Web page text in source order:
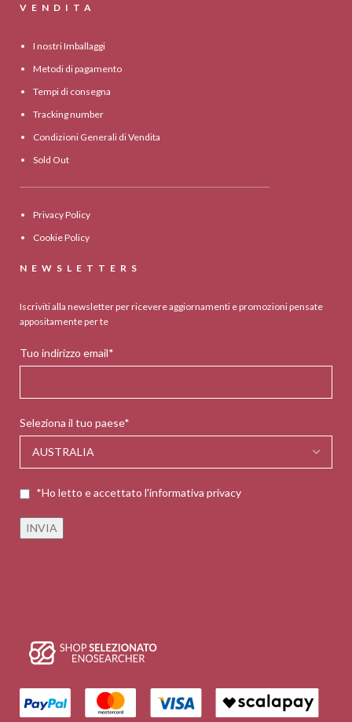
VENDITA
I nostri Imballaggi
Metodi di pagamento
Tempi di consegna
Tracking number
Condizioni Generali di Vendita
Sold Out
Privacy Policy
Cookie Policy
NEWSLETTERS
Iscriviti alla newsletter per ricevere aggiornamenti e promozioni pensate
appositamente per te
Tuo indirizzo email*
Seleziona il tuo paese*
*Ho letto e accettato l'informativa privacy